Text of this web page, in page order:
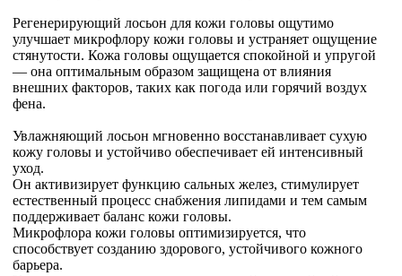
Регенерирующий лосьон для кожи головы ощутимо
улучшает микрофлору кожи головы и устраняет ощущение
стянутости. Кожа головы ощущается спокойной и упругой
— она оптимальным образом защищена от влияния
внешних факторов, таких как погода или горячий воздух
фена.
Увлажняющий лосьон мгновенно восстанавливает сухую
кожу головы и устойчиво обеспечивает ей интенсивный
уход.
Он активизирует функцию сальных желез, стимулирует
естественный процесс снабжения липидами и тем самым
поддерживает баланс кожи головы.
Микрофлора кожи головы оптимизируется, что
способствует созданию здорового, устойчивого кожного
барьера.